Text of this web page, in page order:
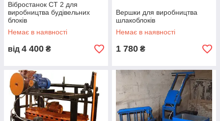
Вібростанок СТ 2 для
виробництва будівельних
блоків
Немає в наявності
від 4 400 ₴
Вершки для виробництва
шлакоблоків
Немає в наявності
1 780 ₴